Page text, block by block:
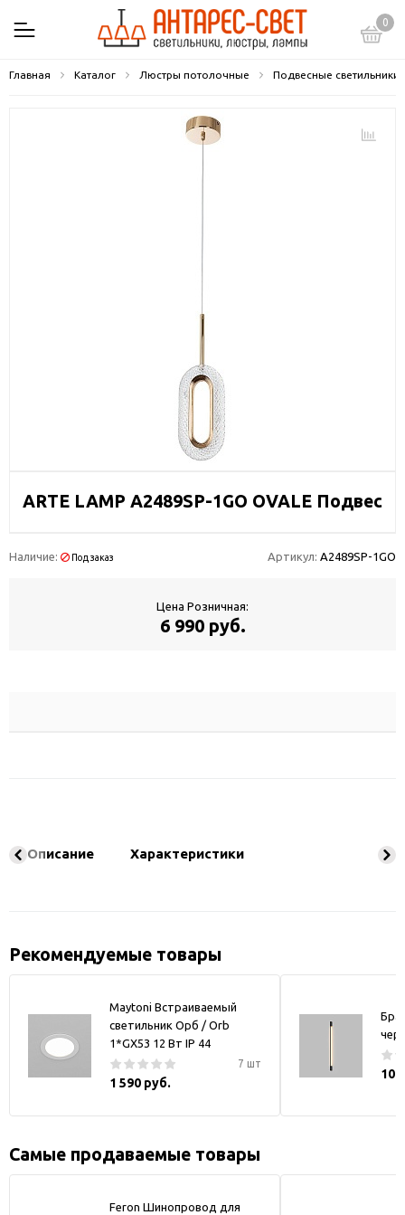
0
Главная Каталог Люстры потолочные Подвесные светильники
ARTE LAMP A2489SP-1GO OVALE Подвес
Наличие: Под заказ Артикул: A2489SP-1GO
Цена Розничная:
6 990 руб.
Описание Характеристики
Рекомендуемые товары
Maytoni Встраиваемый
светильник Орб / Orb
1*GX53 12 Вт IP 44
7 шт
1 590 руб.
Бра
10
Самые продаваемые товары
Feron Шинопровод для